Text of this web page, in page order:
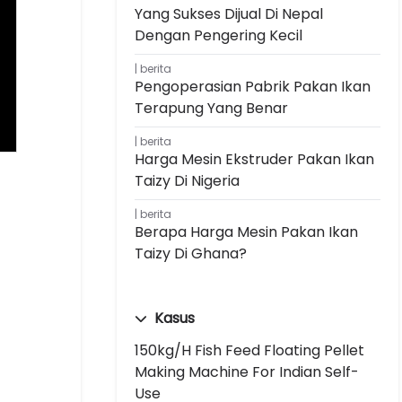
Yang Sukses Dijual Di Nepal
Dengan Pengering Kecil
berita
Pengoperasian Pabrik Pakan Ikan
Terapung Yang Benar
berita
Harga Mesin Ekstruder Pakan Ikan
Taizy Di Nigeria
berita
Berapa Harga Mesin Pakan Ikan
Taizy Di Ghana?
Kasus
150kg/h Fish Feed Floating Pellet
Making Machine For Indian Self-
Use